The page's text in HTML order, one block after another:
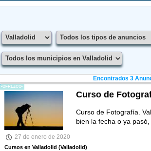
Encontrados 3
-OFREZCO-
Curso de
Curso de Fotografía.
bien la fecha o ya
27 de enero de 2020
Cursos en Valladolid (Valladolid)